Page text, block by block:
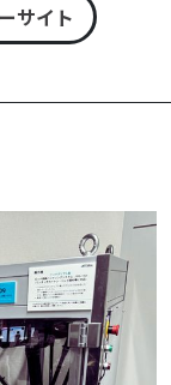
サイト